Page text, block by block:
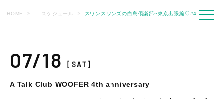
HOME スケジュール スワンスワンズの白鳥倶楽部~東京出張編♡#4
07/18[SAT]
A Talk Club WOOFER 4th anniversary